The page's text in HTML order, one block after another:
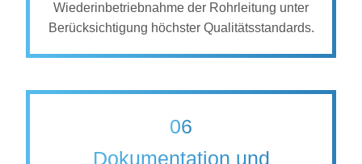
Wiederinbetriebnahme der Rohrleitung unter
Berücksichtigung höchster Qualitätsstandards.
06
Dokumentation und